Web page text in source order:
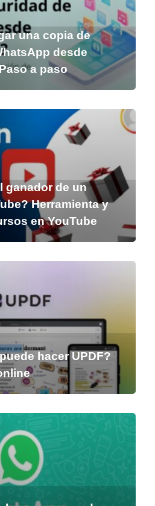
una copia de
desde
a paso
ganador de un
Herramienta y
en YouTube
hacer UPDF?